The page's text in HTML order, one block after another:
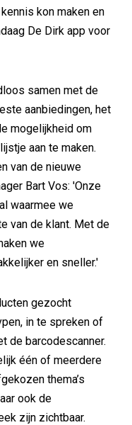
kon maken en
De Dirk app voor
samen met de
aanbiedingen, het
mogelijkheid om
aan te maken.
van de nieuwe
Bart Vos: 'Onze
waarmee we
van de klant. Met de
we
en sneller.'
gezocht
in te spreken of
de barcodescanner.
één of meerdere
thema’s
ook de
zijn zichtbaar.